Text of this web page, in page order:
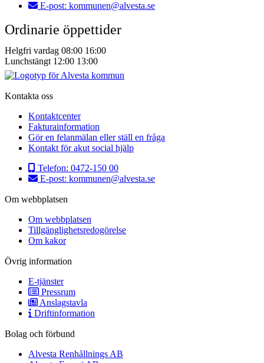
E-post: kommunen@alvesta.se
Ordinarie öppettider
Helgfri vardag 08:00 16:00
Lunchstängt 12:00 13:00
Kontakta oss
Kontaktcenter
Fakturainformation
Gör en felanmälan eller ställ en fråga
Kontakt för akut social hjälp
Telefon: 0472-150 00
E-post: kommunen@alvesta.se
Om webbplatsen
Om webbplatsen
Tillgänglighetsredogörelse
Om kakor
Övrig information
E-tjänster
Pressrum
Anslagstavla
Driftinformation
Bolag och förbund
Alvesta Renhållnings AB